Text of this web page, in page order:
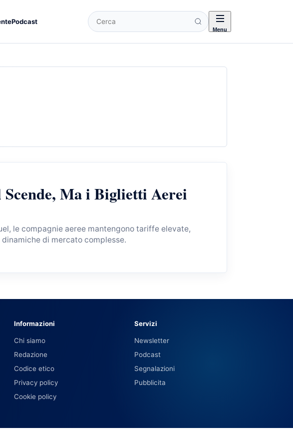
Podcast Cerca Menu
Ma i Biglietti Aerei
le compagnie aeree mantengono tariffe elevate,
di mercato complesse.
Informazioni
Chi siamo
Redazione
Codice etico
Privacy policy
Cookie policy
Servizi
Newsletter
Podcast
Segnalazioni
Pubblicita